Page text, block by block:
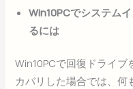
Win10PCでシステム
るには
Win10PCで回復ドライブ
カバリした場合では、何